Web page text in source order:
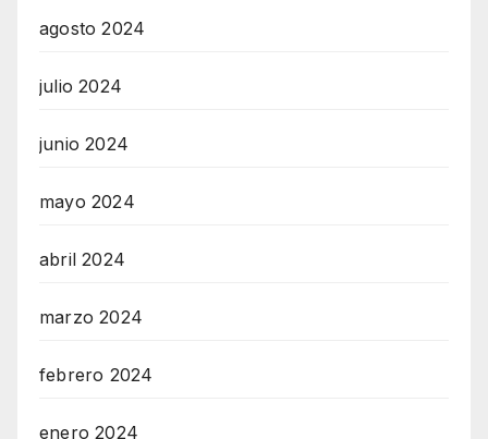
agosto 2024
julio 2024
junio 2024
mayo 2024
abril 2024
marzo 2024
febrero 2024
enero 2024